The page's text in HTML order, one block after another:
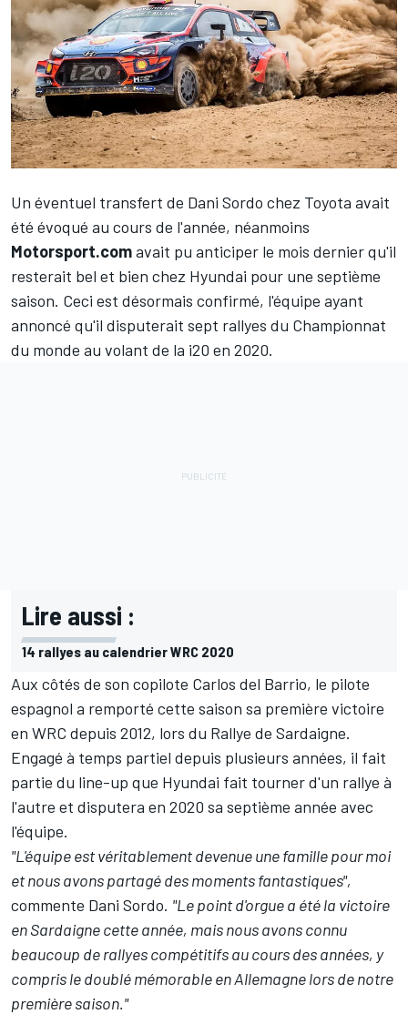
Un éventuel transfert de Dani Sordo chez Toyota avait
été évoqué au cours de l'année, néanmoins
Motorsport.comavait pu anticiper le mois dernierqu'il
resterait bel et bien chez Hyundai pour une septième
saison. Ceci est désormais confirmé, l'équipe ayant
annoncé qu'il disputerait sept rallyes du Championnat
du monde au volant de la i20 en 2020.
Lire aussi :
14 rallyes au calendrier WRC 2020
Aux côtés de son copilote Carlos del Barrio, le pilote
espagnol a remporté cette saison sa première victoire
en WRC depuis 2012, lors du Rallye de Sardaigne.
Engagé à temps partiel depuis plusieurs années, il fait
partie du line-up que Hyundai fait tourner d'un rallye à
l'autre et disputera en 2020 sa septième année avec
l'équipe.
"L'équipe est véritablement devenue une famille pour moi
et nous avons partagé des moments fantastiques",
commente Dani Sordo. "Le point d'orgue a été la victoire
en Sardaigne cette année, mais nous avons connu
beaucoup de rallyes compétitifs au cours des années, y
compris le doublé mémorable en Allemagne lors de notre
première saison."